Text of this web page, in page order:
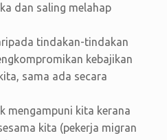
dan saling melahap
tindakan-tindakan
kebajikan
sama ada secara
mengampuni kita kerana
kita (pekerja migran